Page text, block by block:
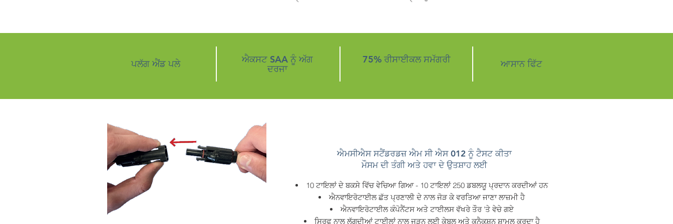
ਪਲੱਗ ਐਂਡ ਪਲੇ
ਐਕਸਟ SAA ਨੂੰ ਅੱਗ
ਦਰਜਾ
75% ਰੀਸਾਈਕਲ ਸਮੱਗਰੀ ਆਸਾਨ ਫਿੱਟ
ਐਮਸੀਐਸ ਸਟੈਂਡਰਡਜ਼ ਐਮ ਸੀ ਐਸ 012 ਨੂੰ ਟੈਸਟ ਕੀਤਾ
ਮੌਸਮ ਦੀ ਤੰਗੀ ਅਤੇ ਹਵਾ ਦੇ ਉਤਸ਼ਾਹ ਲਈ
10 ਟਾਇਲਾਂ ਦੇ ਬਕਸੇ ਵਿੱਚ ਵੇਚਿਆ ਗਿਆ - 10 ਟਾਇਲਾਂ 250 ਡਬਲਯੂ ਪ੍ਰਦਾਨ ਕਰਦੀਆਂ ਹਨ
ਐਨਵਾਇਰੋਟਾਈਲ ਛੱਤ ਪ੍ਰਣਾਲੀ ਦੇ ਨਾਲ ਜੋੜ ਕੇ ਵਰਤਿਆ ਜਾਣਾ ਲਾਜ਼ਮੀ ਹੈ
ਐਨਵਾਇਰੋਟਾਈਲ ਕੰਪੋਨੈਂਟਸ ਅਤੇ ਟਾਈਲਸ ਵੱਖਰੇ ਤੌਰ 'ਤੇ ਵੇਚੇ ਗਏ
ਸਿਰਫ ਨਾਲ ਲੱਗਦੀਆਂ ਟਾਈਲਾਂ ਨਾਲ ਜੁੜਨ ਲਈ ਕੇਬਲ ਅਤੇ ਕਨੈਕਸ਼ਨ ਸ਼ਾਮਲ ਕਰਦਾ ਹੈ